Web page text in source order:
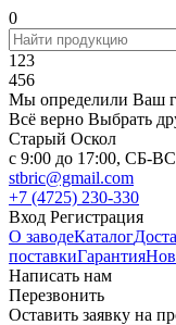
0
123
456
Мы определили Ваш
Всё верно Выбрать
Старый Оскол
c 9:00 до 17:00, СБ-
stbric@gmail.com
+7 (4725) 230-330
Вход Регистрация
О заводеКаталог
поставкиГарантия
Написать нам
Перезвонить
Оставить заявку на